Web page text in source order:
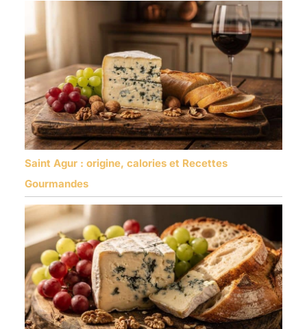
Saint Agur : origine, calories et Recettes
Gourmandes